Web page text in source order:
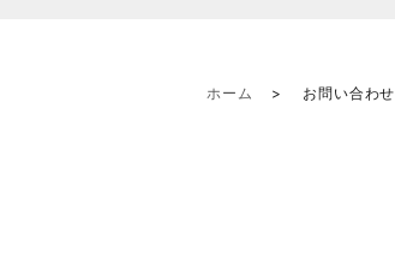
ホーム お問い合わせ